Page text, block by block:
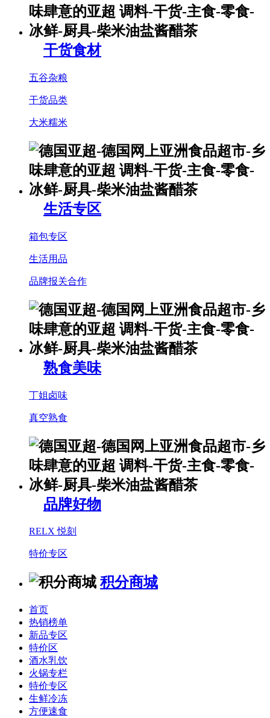
干货食材
五谷杂粮
干货品类
大米糯米
生活专区
箱包专区
生活用品
品牌报关合作
熟食美味
丁姐卤味
真空熟食
品牌好物
RELX 悦刻
特价专区
积分商城
首页
热销榜单
新品专区
特价区
酒水乳饮
火锅专栏
特价专区
生鲜冷冻
方便速食